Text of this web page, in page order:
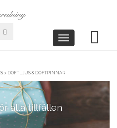
Toggle
> DOFTLJUS & DOFTPINNAR
alla tillfällen